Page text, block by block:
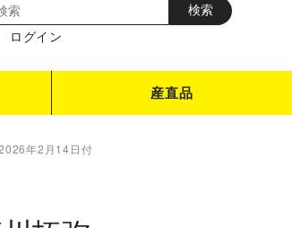
ログイン
産直品
年2月14日付